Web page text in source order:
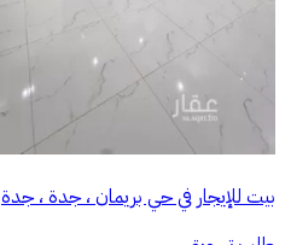
بيت للإيجار في حي بريمان ، جدة ، جدة